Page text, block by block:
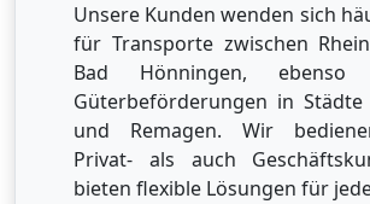
Unsere Kunden wenden sich
für Transporte zwischen
Bad Hönningen,
Güterbeförderungen in Städte
und Remagen. Wir
Privat- als auch
bieten flexible Lösungen für